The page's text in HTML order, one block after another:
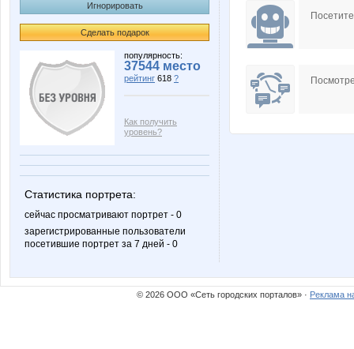
Игнорировать
Сделать подарок
популярность:
37544 место
рейтинг 618 ?
Как получить
уровень?
Статистика портрета:
сейчас просматривают портрет - 0
зарегистрированные пользователи
посетившие портрет за 7 дней - 0
© 2026 ООО «Сеть городских порталов» · Реклама